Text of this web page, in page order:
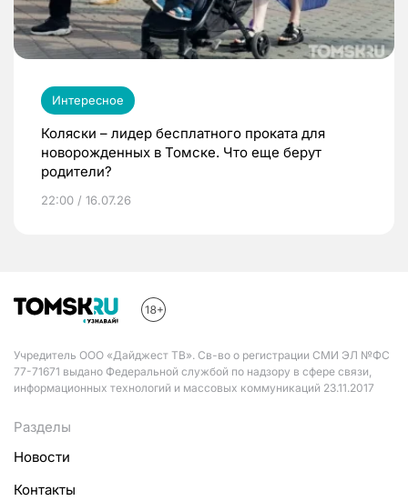
Интересное
Коляски – лидер бесплатного проката для
новорожденных в Томске. Что еще берут
родители?
22:00 / 16.07.26
Учредитель ООО «Дайджест ТВ». Св-во о регистрации СМИ ЭЛ №ФС
77-71671 выдано Федеральной службой по надзору в сфере связи,
информационных технологий и массовых коммуникаций 23.11.2017
Разделы
Новости
Контакты